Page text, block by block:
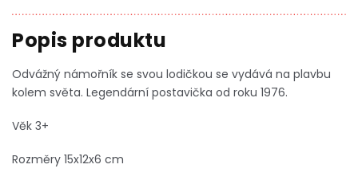
Odvážný námořník se svou lodičkou se vydává na plavbu
kolem světa. Legendární postavička od roku 1976.
Věk 3+
Rozměry 15x12x6 cm